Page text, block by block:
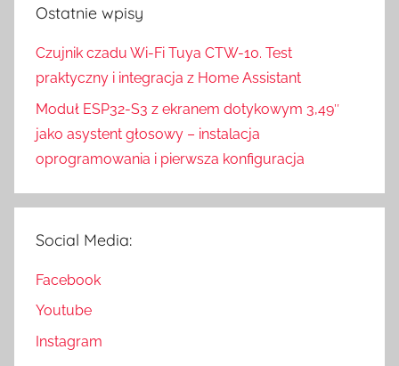
Ostatnie wpisy
Czujnik czadu Wi-Fi Tuya CTW-10. Test
praktyczny i integracja z Home Assistant
Moduł ESP32-S3 z ekranem dotykowym 3,49″
jako asystent głosowy – instalacja
oprogramowania i pierwsza konfiguracja
Social Media:
Facebook
Youtube
Instagram